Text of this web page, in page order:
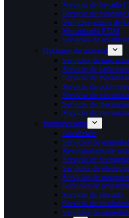
Servicio de fresado
Servicio de torneado
Servicios suizos de
Mecanizado EDM
Servicios de
Opciones de material
Servicios de
Servicio de latón
Servicio de
Servicio de cobre
Servicio de
Servicio de
Servicio de
Postprocesado
Anodizado
Servicios de
Revestimiento de
Servicio de
Servicios de
Servicios de
Servicios de
Servicio de cincado
Servicio de
Servicios de